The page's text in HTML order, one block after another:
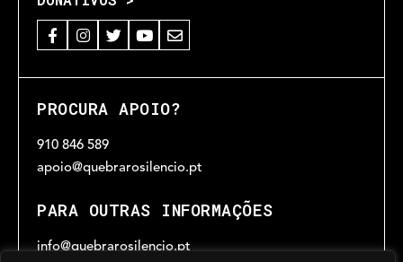
PROCURA APOIO?
910 846 589
apoio@quebrarosilencio.pt
PARA OUTRAS INFORMAÇÕES
info@quebrarosilencio.pt